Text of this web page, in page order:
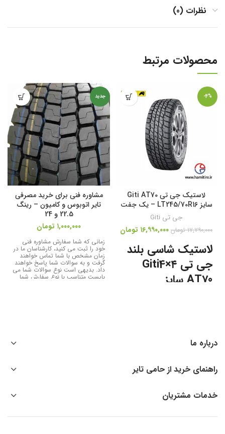
نظرات (0)
محصولات مرتبط
-4%
لاستیک جی تی Giti AT70
سایز LT245/70R16 – یک جفت
جی تی Giti
۱۷,۷۹۰,۰۰۰ تومان ۱۶,۹۹۰,۰۰۰ تومان
لاستیک شاسی بلند
جی تی Giti4×۴
AT70 سایز
طراحی شده، با اینکه در دسته‌بندی
لاستیک آفرودی است. اگر بخواهیم در
سه کلمه این تایر را خلاصه کنیم باید
خودروهای شاسی بلند یا دو
دیفرانسیل است که تمایل به آفرود نیز
Giti4×۴ AT70 با قیمت مناسب می
جدید
مشاوره فنی برای خرید مصرفی
تایر اتوبوس و کامیون – رینگ
22.5 و 24
۱,۰۰۰,۰۰۰ تومان
زمانی که شما سفارش مشاوره فنی
خود را ثبت می کنید، کارشناسان ما در
زمان مشخص با شما تماس خواهند
گرفت و به سوالات شما پاسخ خواهند
داد. بدیهی است نوع سوالات شما می
بایست متناسب با نوع سفارش شما
درباره ما
راهنمای خرید از حامی تایر
خدمات مشتریان